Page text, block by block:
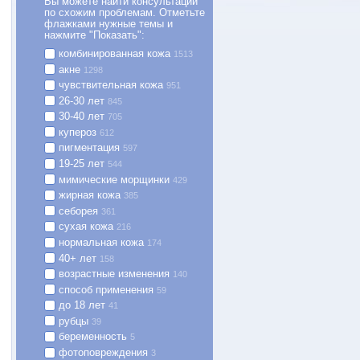
COMPLEX Face Lotion
349
пилинг с тонизирующим и
действием для
всех типов кожи
−5% на первый заказ
Лосьон-пилинг с фруктовыми
экстрактами, антиоксидантами и
по схожим проблемам. Отметьте
флажками нужные темы и
нажмите "Показать":
комбинированная кожа 1513
акне 1298
чувствительная кожа 951
26-30 лет 845
30-40 лет 705
купероз 612
пигментация 597
19-25 лет 544
мимические морщинки 429
жирная кожа 385
себорея 361
сухая кожа 216
нормальная кожа 174
40+ лет 158
возрастные изменения 140
способ применения 59
до 18 лет 41
рубцы 39
беременность 5
фотоповреждения 3